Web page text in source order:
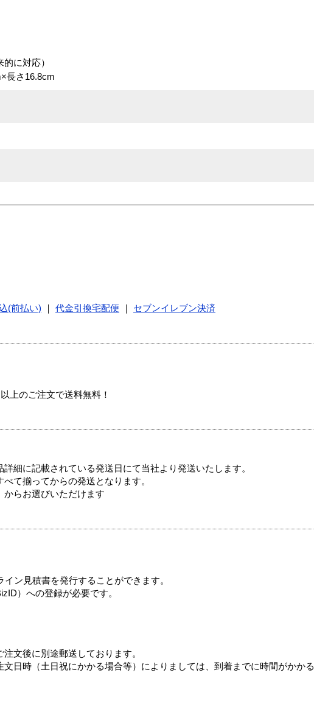
に対応）
長さ16.8cm
(前払い) 代金引換宅配便
セブンイレブン決済
上のご注文で送料無料！
細に記載されている発送日にて当社より発送いたします。
て揃ってからの発送となります。
らお選びいただけます
ン見積書を発行することができます。
）への登録が必要です。
文後に別途郵送しております。
日時（土日祝にかかる場合等）によりましては、到着までに時間がかかる